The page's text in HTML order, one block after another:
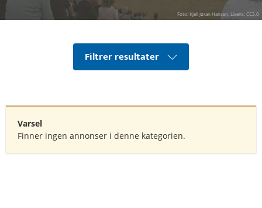
Foto: Kjell Jøran Hansen, Lisens: CC3.0
Filtrer resultater
Varsel
Finner ingen annonser i denne kategorien.